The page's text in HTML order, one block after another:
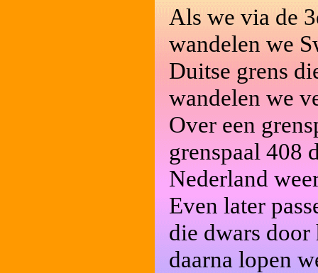
Als we via de
wandelen we
Duitse grens
wandelen we
Over een
grenspaal 408
Nederland
Even later
die dwars door
daarna lopen